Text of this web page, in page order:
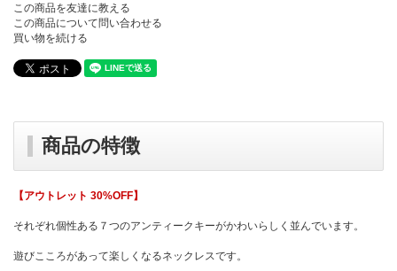
この商品を友達に教える
この商品について問い合わせる
買い物を続ける
商品の特徴
【アウトレット 30%OFF】
それぞれ個性ある７つのアンティークキーがかわいらしく並んでいます。
遊びこころがあって楽しくなるネックレスです。